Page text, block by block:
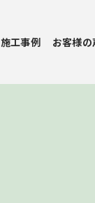
施工事例 お客様の